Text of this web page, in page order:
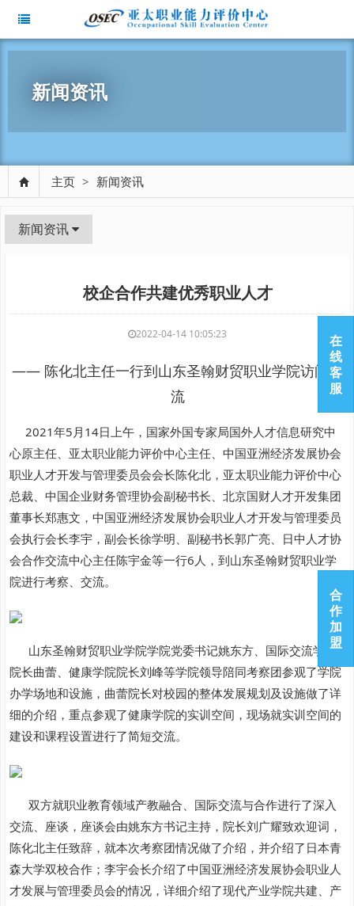
新闻资讯
主页 > 新闻资讯
新闻资讯
校企合作共建优秀职业人才
2022-04-14 10:05:23
—— 陈化北主任一行到山东圣翰财贸职业学院访问交
流
2021年5月14日上午，国家外国专家局国外人才信息研究中
心原主任、亚太职业能力评价中心主任、中国亚洲经济发展协会
职业人才开发与管理委员会会长陈化北，亚太职业能力评价中心
总裁、中国企业财务管理协会副秘书长、北京国财人才开发集团
董事长郑惠文，中国亚洲经济发展协会职业人才开发与管理委员
会执行会长李宇，副会长徐学明、副秘书长郭广亮、日中人才协
会合作交流中心主任陈宇金等一行6人，到山东圣翰财贸职业学
院进行考察、交流。
山东圣翰财贸职业学院学院党委书记姚东方、国际交流学院
院长曲蕾、健康学院院长刘峰等学院领导陪同考察团参观了学院
办学场地和设施，曲蕾院长对校园的整体发展规划及设施做了详
细的介绍，重点参观了健康学院的实训空间，现场就实训空间的
建设和课程设置进行了简短交流。
双方就职业教育领域产教融合、国际交流与合作进行了深入
交流、座谈，座谈会由姚东方书记主持，院长刘广耀致欢迎词，
陈化北主任致辞，就本次考察团情况做了介绍，并介绍了日本青
森大学双校合作；李宇会长介绍了中国亚洲经济发展协会职业人
才发展与管理委员会的情况，详细介绍了现代产业学院共建、产
在
线
客
服
合
作
加
盟